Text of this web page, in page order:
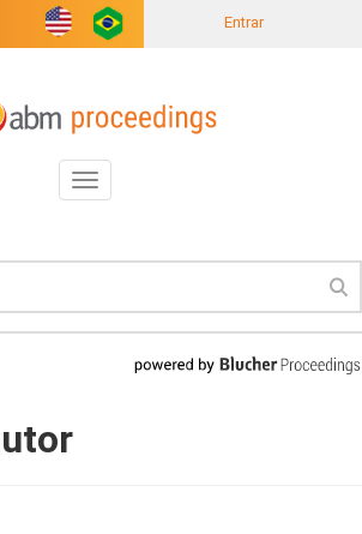
Entrar
Toggle
navigation